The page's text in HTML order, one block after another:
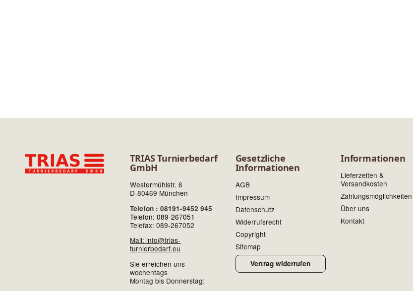
TRIAS Turnierbedarf
GmbH
Westermühlstr. 6
D-80469 München
Telefon : 08191-9452 945
Telefon: 089-267051
Telefax: 089-267052
Mail: info@trias-
turnierbedarf.eu
Sie erreichen uns
wochentags
Montag bis Donnerstag:
Gesetzliche
Informationen
AGB
Impressum
Datenschutz
Widerrufsrecht
Copyright
Sitemap
Vertrag widerrufen
Informationen
Lieferzeiten &
Versandkosten
Zahlungsmöglichkeiten
Über uns
Kontakt